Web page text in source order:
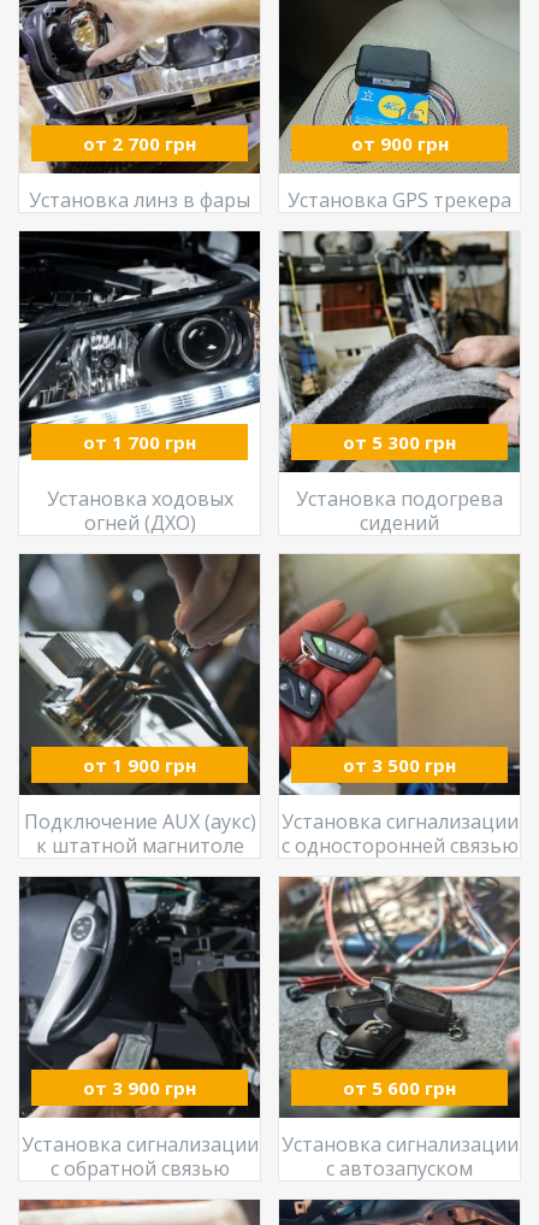
от 2 700 грн
Установка линз в фары
от 900 грн
Установка GPS трекера
от 1 700 грн
Установка ходовых
огней (ДХО)
от 5 300 грн
Установка подогрева
сидений
от 1 900 грн
Подключение AUX (аукс)
к штатной магнитоле
от 3 500 грн
Установка сигнализации
с односторонней связью
от 3 900 грн
Установка сигнализации
с обратной связью
от 5 600 грн
Установка сигнализации
с автозапуском